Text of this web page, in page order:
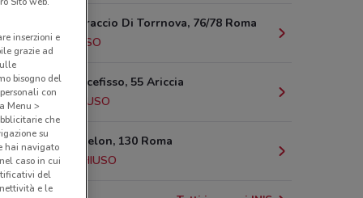
Via Del Torraccio Di Torrnova, 76/78 Roma
8 km
CHIUSO
Via Del Crocefisso, 55 Ariccia
9.7 km
CHIUSO
Via Pietro Belon, 130 Roma
10.3 km
CHIUSO
inserzioni e
grazie ad
bisogno del
con
Menu >
che
su
hai navigato
caso in cui
del
e le